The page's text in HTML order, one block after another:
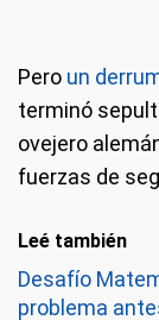
Pero un
terminó
ovejero
fuerzas de
Leé también
Desafío
problema